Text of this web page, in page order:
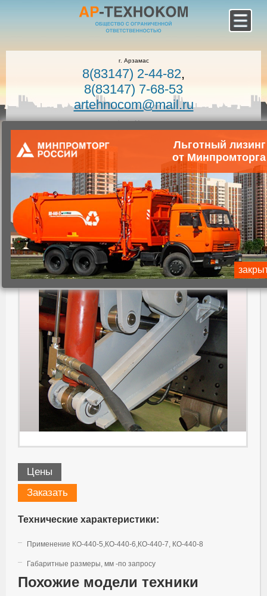
г. Арзамас
8(83147) 2-44-82,
8(83147) 7-68-53
artehnocom@mail.ru
офис г. Москва
Звонок по России бесплатный!
Заказать звонок
Главная
Каталог коммунальной техники
Коммунальная техника
Запчасти для коммунальной техники
Запасные части для мусоровозов
Траверса КО-440-8.29.01.400
Цены
Заказать
Технические характеристики:
Применение КО-440-5,КО-440-6,КО-440-7, КО-440-8
Габаритные размеры, мм -по запросу
Похожие модели техники
Льготный лизинг
от Минпромторга